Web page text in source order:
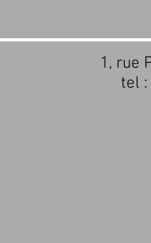
1, rue
tel :